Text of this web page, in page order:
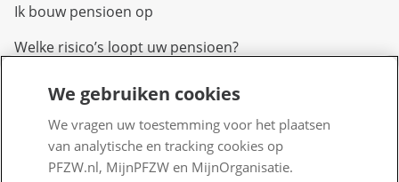
Ik bouw pensioen op
Welke risico’s loopt uw pensioen?
Over PFZW
Wij zijn PFZW
Beleggen voor een goed pensioen
We gebruiken cookies
We vragen uw toestemming voor het plaatsen
van analytische en tracking cookies op
PFZW.nl, MijnPFZW en MijnOrganisatie.